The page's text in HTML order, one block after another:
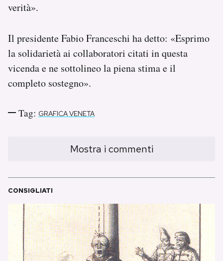
verità».
Il presidente Fabio Franceschi ha detto: «Esprimo
la solidarietà ai collaboratori citati in questa
vicenda e ne sottolineo la piena stima e il
completo sostegno».
Tag: GRAFICA VENETA
Mostra i commenti
CONSIGLIATI